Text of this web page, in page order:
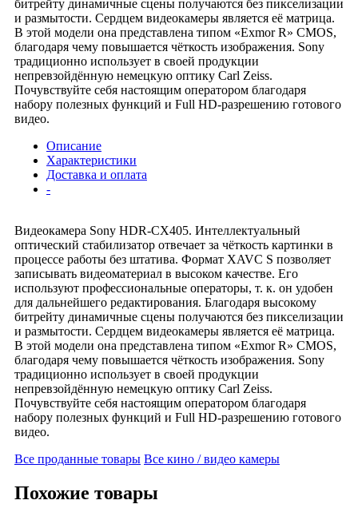
битрейту динамичные сцены получаются без пикселизации
и размытости. Сердцем видеокамеры является её матрица.
В этой модели она представлена типом «Exmor R» CMOS,
благодаря чему повышается чёткость изображения. Sony
традиционно использует в своей продукции
непревзойдённую немецкую оптику Carl Zeiss.
Почувствуйте себя настоящим оператором благодаря
набору полезных функций и Full HD-разрешению готового
видео.
Описание
Характеристики
Доставка и оплата
-
Видеокамера Sony HDR-CX405. Интеллектуальный
оптический стабилизатор отвечает за чёткость картинки в
процессе работы без штатива. Формат XAVC S позволяет
записывать видеоматериал в высоком качестве. Его
используют профессиональные операторы, т. к. он удобен
для дальнейшего редактирования. Благодаря высокому
битрейту динамичные сцены получаются без пикселизации
и размытости. Сердцем видеокамеры является её матрица.
В этой модели она представлена типом «Exmor R» CMOS,
благодаря чему повышается чёткость изображения. Sony
традиционно использует в своей продукции
непревзойдённую немецкую оптику Carl Zeiss.
Почувствуйте себя настоящим оператором благодаря
набору полезных функций и Full HD-разрешению готового
видео.
Все проданные товары Все кино / видео камеры
Похожие товары